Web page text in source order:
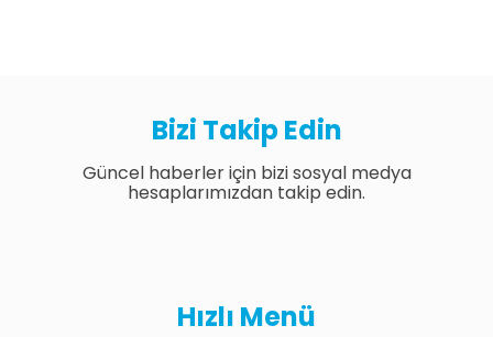
Bizi Takip Edin
Güncel haberler için bizi sosyal medya
hesaplarımızdan takip edin.
Hızlı Menü